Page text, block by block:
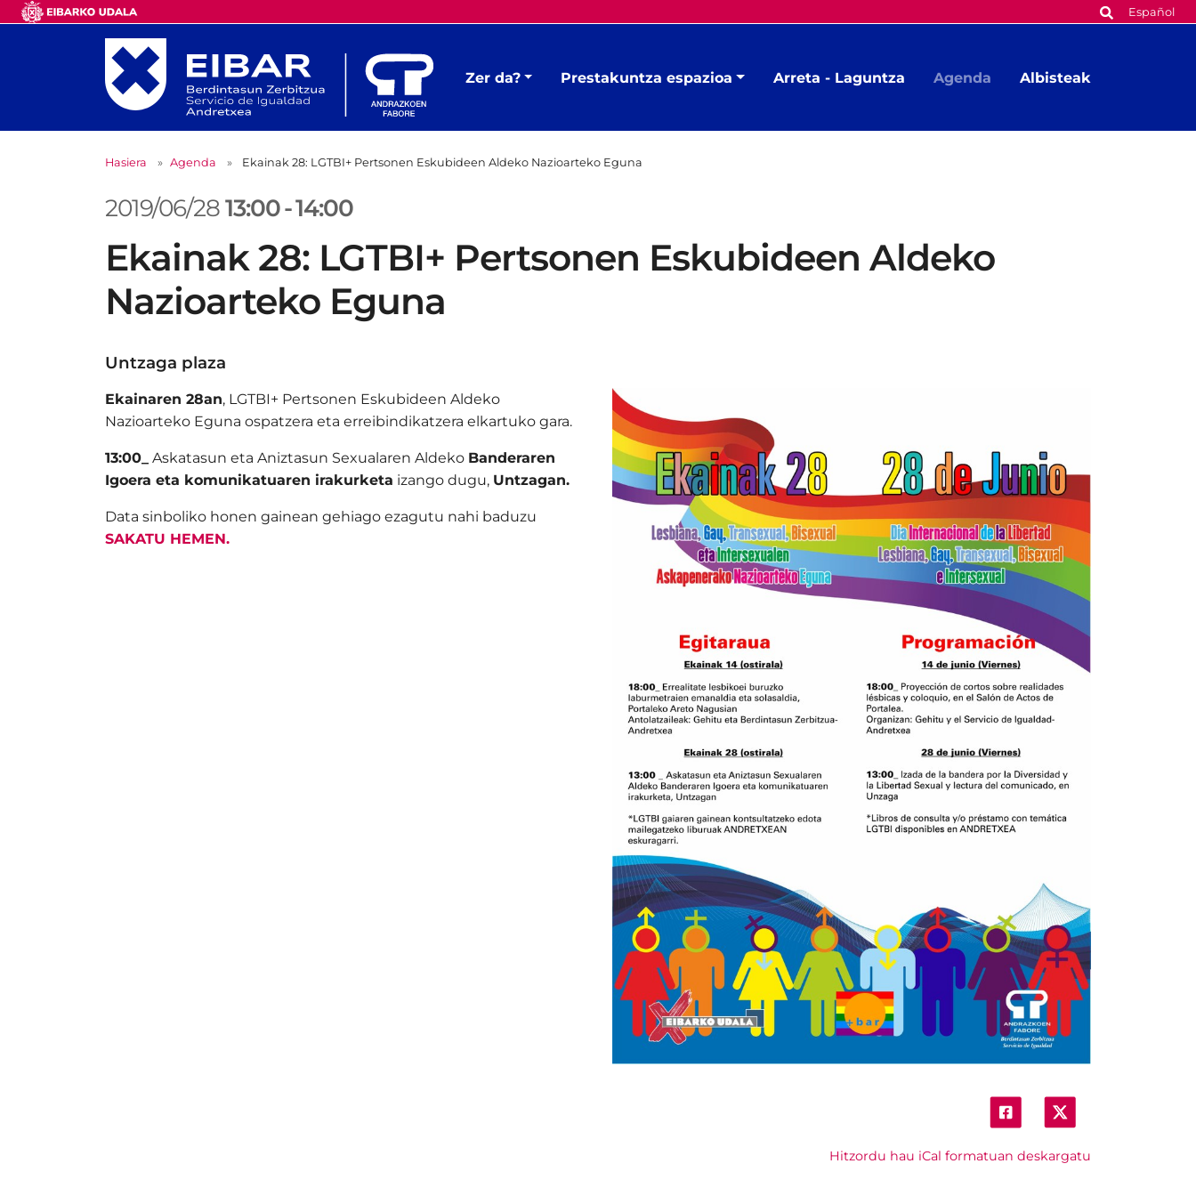
Español
Zer da? Prestakuntza espazioa Arreta - Laguntza Agenda Albisteak
Hasiera Agenda Ekainak 28: LGTBI+ Pertsonen Eskubideen Aldeko Nazioarteko Eguna
2019/06/2813:00-14:00
Ekainak 28: LGTBI+ Pertsonen Eskubideen Aldeko
Nazioarteko Eguna
Untzaga plaza
Hitzordu hau iCal formatuan deskargatu
Ekainaren 28an, LGTBI+ Pertsonen Eskubideen Aldeko
Nazioarteko Eguna ospatzera eta erreibindikatzera elkartuko gara.
13:00_ Askatasun eta Aniztasun Sexualaren Aldeko Banderaren
Igoera eta komunikatuaren irakurketa izango dugu, Untzagan.
Data sinboliko honen gainean gehiago ezagutu nahi baduzu
SAKATU HEMEN.